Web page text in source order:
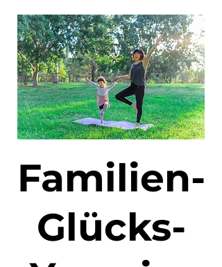
Familien-
Glücks-